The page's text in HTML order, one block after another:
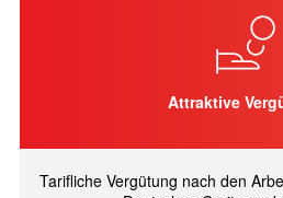
Attraktive
Tarifliche Vergütung nach den